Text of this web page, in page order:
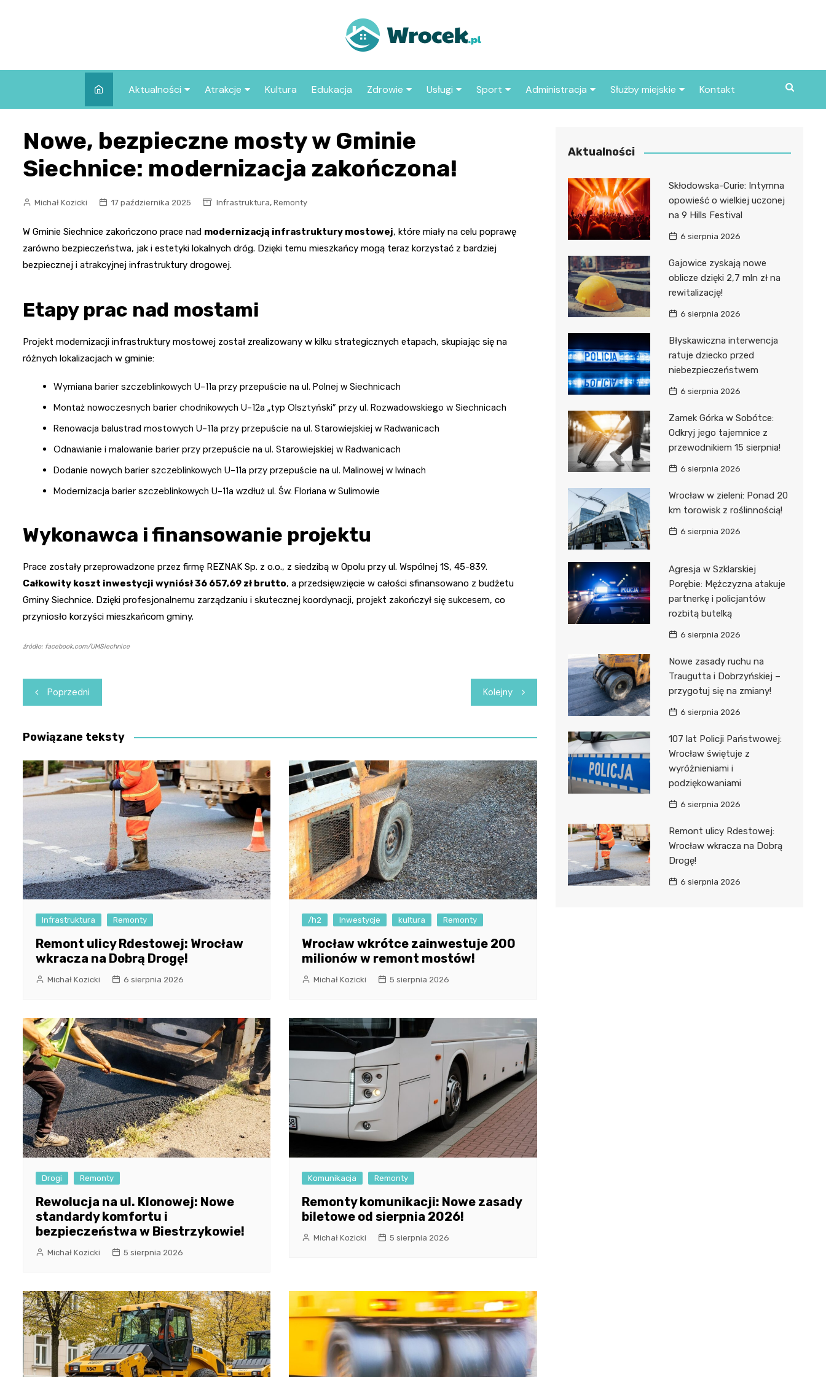
Aktualności
Wszystkie wpisy
Atrakcje
we Wrocławiu
Co warto zobaczyć we
Wrocławiu?
Kultura Edukacja Zdrowie
Sklep medyczny
Apteka
Usługi
Taxi
Restauracja
Poczta
Sport Administracja
Urząd miasta
Służby miejskie
Policja
Kontakt
Nowe, bezpieczne mosty w Gminie
Siechnice: modernizacja zakończona!
Michał Kozicki 17 października 2025 Infrastruktura, Remonty
W Gminie Siechnice zakończono prace nad modernizacją infrastruktury mostowej, które miały na celu poprawę
zarówno bezpieczeństwa, jak i estetyki lokalnych dróg. Dzięki temu mieszkańcy mogą teraz korzystać z bardziej
bezpiecznej i atrakcyjnej infrastruktury drogowej.
Etapy prac nad mostami
Projekt modernizacji infrastruktury mostowej został zrealizowany w kilku strategicznych etapach, skupiając się na
różnych lokalizacjach w gminie:
Wymiana barier szczeblinkowych U-11a przy przepuście na ul. Polnej w Siechnicach
Montaż nowoczesnych barier chodnikowych U-12a „typ Olsztyński” przy ul. Rozwadowskiego w Siechnicach
Renowacja balustrad mostowych U-11a przy przepuście na ul. Starowiejskiej w Radwanicach
Odnawianie i malowanie barier przy przepuście na ul. Starowiejskiej w Radwanicach
Dodanie nowych barier szczeblinkowych U-11a przy przepuście na ul. Malinowej w Iwinach
Modernizacja barier szczeblinkowych U-11a wzdłuż ul. Św. Floriana w Sulimowie
Wykonawca i finansowanie projektu
Prace zostały przeprowadzone przez firmę REZNAK Sp. z o.o., z siedzibą w Opolu przy ul. Wspólnej 1S, 45-839.
Całkowity koszt inwestycji wyniósł 36 657,69 zł brutto, a przedsięwzięcie w całości sfinansowano z budżetu
Gminy Siechnice. Dzięki profesjonalnemu zarządzaniu i skutecznej koordynacji, projekt zakończył się sukcesem, co
przyniosło korzyści mieszkańcom gminy.
źródło: facebook.com/UMSiechnice
Nawigacja
wpisu
Poprzedni Kolejny
Powiązane teksty
Infrastruktura Remonty
Remont ulicy Rdestowej: Wrocław
wkracza na Dobrą Drogę!
Michał Kozicki 6 sierpnia 2026
/h2 Inwestycje kultura Remonty
Wrocław wkrótce zainwestuje 200
milionów w remont mostów!
Michał Kozicki 5 sierpnia 2026
Drogi Remonty
Rewolucja na ul. Klonowej: Nowe
standardy komfortu i
bezpieczeństwa w Biestrzykowie!
Michał Kozicki 5 sierpnia 2026
Komunikacja Remonty
Remonty komunikacji: Nowe zasady
biletowe od sierpnia 2026!
Michał Kozicki 5 sierpnia 2026
Aktualności
Skłodowska-Curie: Intymna
opowieść o wielkiej uczonej
na 9 Hills Festival
6 sierpnia 2026
Gajowice zyskają nowe
oblicze dzięki 2,7 mln zł na
rewitalizację!
6 sierpnia 2026
Błyskawiczna interwencja
ratuje dziecko przed
niebezpieczeństwem
6 sierpnia 2026
Zamek Górka w Sobótce:
Odkryj jego tajemnice z
przewodnikiem 15 sierpnia!
6 sierpnia 2026
Wrocław w zieleni: Ponad 20
km torowisk z roślinnością!
6 sierpnia 2026
Agresja w Szklarskiej
Porębie: Mężczyzna atakuje
partnerkę i policjantów
rozbitą butelką
6 sierpnia 2026
Nowe zasady ruchu na
Traugutta i Dobrzyńskiej –
przygotuj się na zmiany!
6 sierpnia 2026
107 lat Policji Państwowej:
Wrocław świętuje z
wyróżnieniami i
podziękowaniami
6 sierpnia 2026
Remont ulicy Rdestowej:
Wrocław wkracza na Dobrą
Drogę!
6 sierpnia 2026